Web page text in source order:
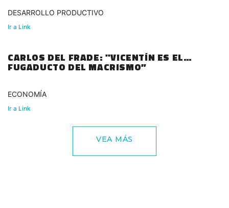
DESARROLLO PRODUCTIVO
Ir a Link
CARLOS DEL FRADE: "VICENTÍN ES EL
FUGADUCTO DEL MACRISMO”
ECONOMÍA
Ir a Link
VEA MÁS